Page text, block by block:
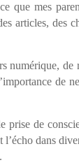
que mes
articles, des
numérique, de
de
prise de
dans